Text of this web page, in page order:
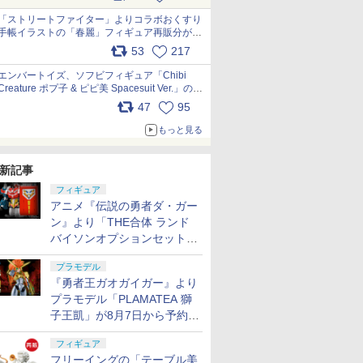
ストリートファイター」よりコラボおくすり
帳イラストの「春麗」フィギュア再販分が本
日出荷開始 pic.x.com/toUc1MHr41
53 217
ンバートイズ、ソフビフィギュア「Chibi
ポプ子 & ピピ美 Spacesuit Ver.」の発
売中止を発表 pic.x.com/Ri45iFeYjn
47 95
もっと見る
記事
フィギュア
アニメ『伝説の勇者ダ・ガー
ン』より「THE合体 ランド
バイソンオプションセット」
が8月7日から予約受付開始！
プラモデル
『勇者王ガオガイガー』より
プラモデル「PLAMATEA 獅
子王凱」が8月7日から予約受
付開始！
フィギュア
フリーイングの「テーブル美